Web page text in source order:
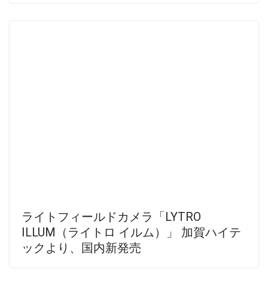
ライトフィールドカメラ「LYTRO
ILLUM（ライトロ イルム）」 加賀ハイテ
ックより、国内新発売